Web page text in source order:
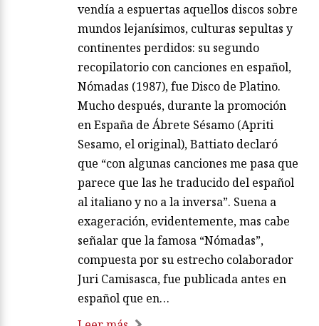
vendía a espuertas aquellos discos sobre
mundos lejanísimos, culturas sepultas y
continentes perdidos: su segundo
recopilatorio con canciones en español,
Nómadas (1987), fue Disco de Platino.
Mucho después, durante la promoción
en España de Ábrete Sésamo (Apriti
Sesamo, el original), Battiato declaró
que “con algunas canciones me pasa que
parece que las he traducido del español
al italiano y no a la inversa”. Suena a
exageración, evidentemente, mas cabe
señalar que la famosa “Nómadas”,
compuesta por su estrecho colaborador
Juri Camisasca, fue publicada antes en
español que en…